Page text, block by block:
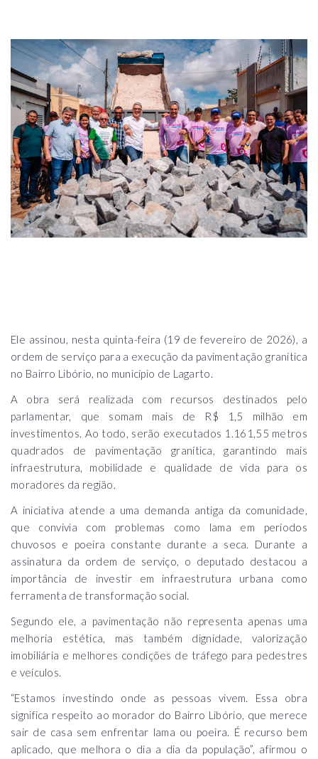
Ele assinou, nesta quinta-feira (19 de fevereiro de 2026), a
ordem de serviço para a execução da pavimentação granítica
no Bairro Libório, no município de Lagarto.
A obra será realizada com recursos destinados pelo
parlamentar, que somam mais de R$ 1,5 milhão em
investimentos. Ao todo, serão executados 1.161,55 metros
quadrados de pavimentação granítica, garantindo mais
infraestrutura, mobilidade e qualidade de vida para os
moradores da região.
A iniciativa atende a uma demanda antiga da comunidade,
que convivia com problemas como lama em períodos
chuvosos e poeira constante durante a seca. Durante a
assinatura da ordem de serviço, o deputado destacou a
importância de investir em infraestrutura urbana como
ferramenta de transformação social.
Segundo ele, a pavimentação não representa apenas uma
melhoria estética, mas também dignidade, valorização
imobiliária e melhores condições de tráfego para pedestres
e veículos.
“Estamos investindo onde as pessoas vivem. Essa obra
significa respeito ao morador do Bairro Libório, que merece
sair de casa sem enfrentar lama ou poeira. É recurso bem
aplicado, que melhora o dia a dia da população”, afirmou o